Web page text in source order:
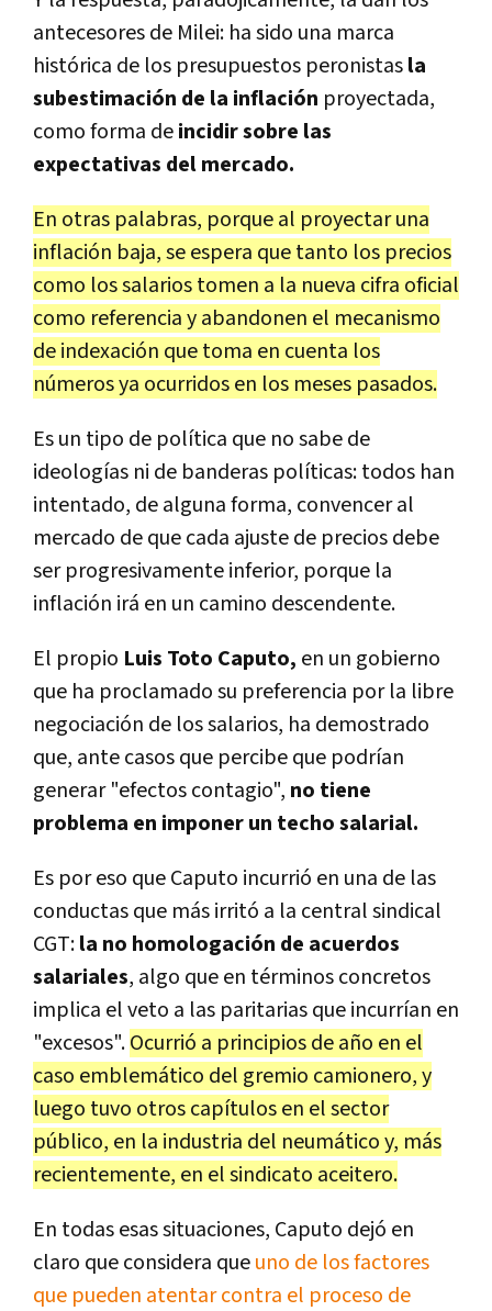
antecesores de Milei: ha sido una marca
histórica de los presupuestos peronistasla
subestimación de la inflación proyectada,
como forma deincidir sobre las
expectativas del mercado.
En otras palabras, porque al proyectar una
inflación baja, se espera que tanto los precios
como los salarios tomen a la nueva cifra oficial
como referencia y abandonen el mecanismo
de indexación que toma en cuenta los
números ya ocurridos en los meses pasados.
Es un tipo de política que no sabe de
ideologías ni de banderas políticas: todos han
intentado, de alguna forma, convencer al
mercado de que cada ajuste de precios debe
ser progresivamente inferior, porque la
inflación irá en un camino descendente.
El propio Luis Toto Caputo, en un gobierno
que ha proclamado su preferencia por la libre
negociación de los salarios, ha demostrado
que, ante casos que percibe que podrían
generar "efectos contagio", no tiene
problema en imponer un techo salarial.
Es por eso que Caputo incurrió en una de las
conductas que más irritó a la central sindical
CGT:la no homologación de acuerdos
salariales, algo que en términos concretos
implica el veto a las paritarias que incurrían en
"excesos".Ocurrió a principios de año en el
caso emblemático del gremio camionero, y
luego tuvo otros capítulos en el sector
público, en la industria del neumático y, más
recientemente, en el sindicato aceitero.
En todas esas situaciones, Caputo dejó en
claro que considera queuno de los factores
que pueden atentar contra el proceso de